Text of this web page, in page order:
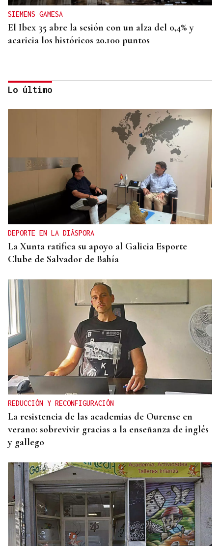
SIEMENS GAMESA
El Ibex 35 abre la sesión con un alza del 0,4% y
acaricia los históricos 20.100 puntos
Bruselas investiga el pago de España a un grupo
Lo último
DEPORTE EN LA DIÁSPORA
La Xunta ratifica su apoyo al Galicia Esporte
Clube de Salvador de Bahía
REDUCCIÓN Y RECONFIGURACIÓN
La resistencia de las academias de Ourense en
verano: sobrevivir gracias a la enseñanza de inglés
y gallego